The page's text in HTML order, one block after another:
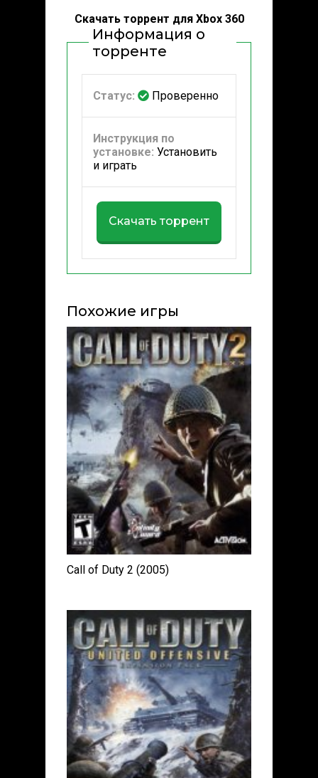
Скачать торрент для Xbox 360
Информация о
торренте
Статус: Проверенно
Инструкция по
установке: Установить
и играть
Скачать торрент
Похожие игры
Call of Duty 2 (2005)